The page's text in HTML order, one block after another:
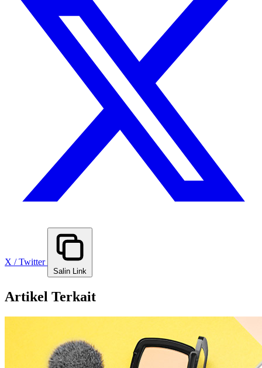
X / Twitter
Salin Link
Artikel Terkait